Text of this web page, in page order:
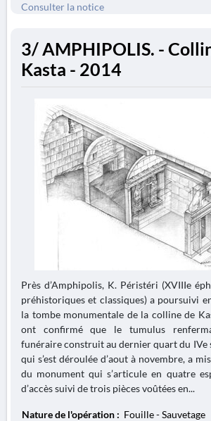
Consulter la notice
3/ AMPHIPOLIS. -
Kasta - 2014
Près d’Amphipolis, K. Péristéri (XVIIIe
préhistoriques et classiques) a poursuivi
la tombe monumentale de la colline de
ont confirmé que le tumulus
funéraire construit au dernier quart du IVe
qui s’est déroulée d’aout à novembre, a
du monument qui s’articule en quatre
d’accès suivi de trois pièces voûtées en...
Nature de l'opération : Fouille - Sauvetage